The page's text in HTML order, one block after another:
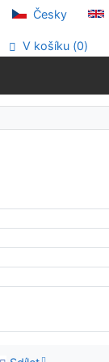
Česky
V košíku (0)